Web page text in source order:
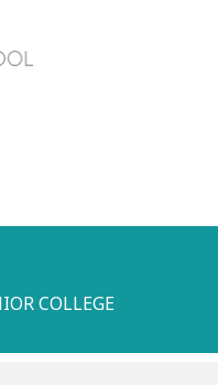
COLLEGE